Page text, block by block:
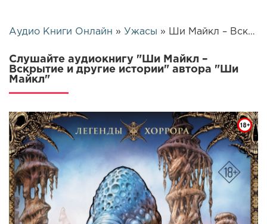
Аудио Книги Онлайн » Ужасы » Ши Майкл – Вскрытие и другие истории | 26410
Слушайте аудиокнигу "Ши Майкл –
Вскрытие и другие истории" автора "Ши
Майкл"